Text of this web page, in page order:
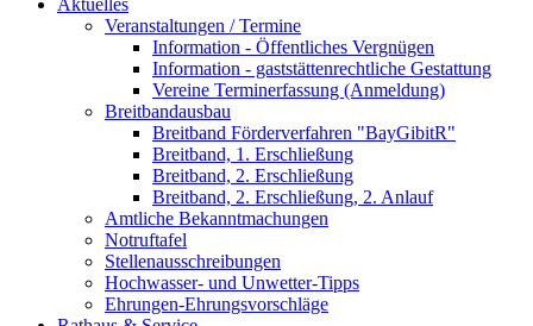
Aktuelles
Veranstaltungen / Termine
Information - Öffentliches Vergnügen
Information - gaststättenrechtliche Gestattung
Vereine Terminerfassung (Anmeldung)
Breitbandausbau
Breitband Förderverfahren "BayGibitR"
Breitband, 1. Erschließung
Breitband, 2. Erschließung
Breitband, 2. Erschließung, 2. Anlauf
Amtliche Bekanntmachungen
Notruftafel
Stellenausschreibungen
Hochwasser- und Unwetter-Tipps
Ehrungen-Ehrungsvorschläge